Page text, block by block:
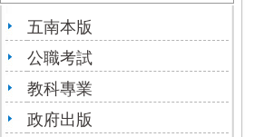
五南本版
公職考試
教科專業
政府出版